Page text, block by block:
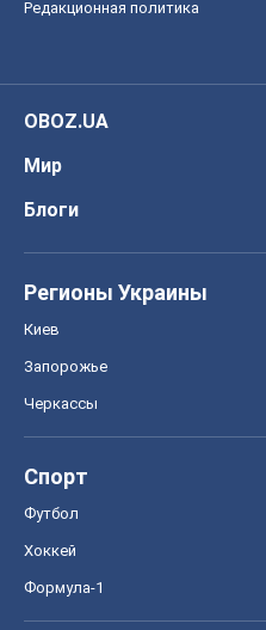
Редакционная политика
OBOZ.UA
Мир
Блоги
Регионы Украины
Киев
Запорожье
Черкассы
Спорт
Футбол
Хоккей
Формула-1